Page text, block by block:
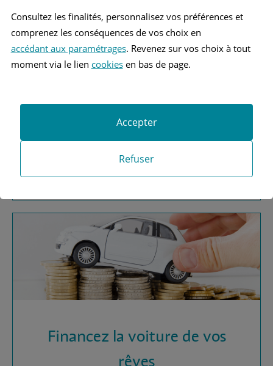
assurance automobile ?
Obtenez vos devis MAAF
Financez la voiture de vos
rêves
Consultez les finalités, personnalisez vos préférences et
comprenez les conséquences de vos choix en
accédant aux paramétrages. Revenez sur vos choix à tout
moment via le lien cookiesen bas de page.
Refuser
Accepter